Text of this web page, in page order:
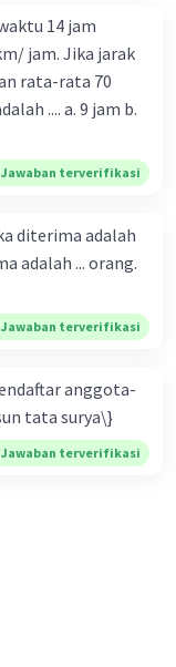
14 jam
jam. Jika jarak
rata-rata 70
9 jam b.
Jawaban terverifikasi
diterima adalah
adalah ... orang.
Jawaban terverifikasi
anggota-
tata surya\}
Jawaban terverifikasi